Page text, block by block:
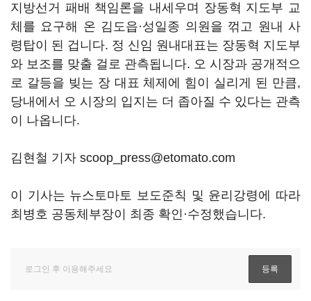
지방선거 패배 책임론을 내세우며 장동혁 지도부 교
체를 요구해 온 김도읍·성일종 의원을 꺾고 원내 사
령탑이 된 겁니다. 정 신임 원내대표는 장동혁 지도부
와 보조를 맞출 걸로 관측됩니다. 오 시장과 공개적으
로 갈등을 빚는 장 대표 체제에 힘이 실리게 된 만큼,
당내에서 오 시장의 입지는 더 좁아질 수 있다는 관측
이 나옵니다.
김현철 기자 scoop_press@etomato.com
이 기사는 뉴스토마토 보도준칙 및 윤리강령에 따라
최병호 공동체부장이 최종 확인·수정했습니다.